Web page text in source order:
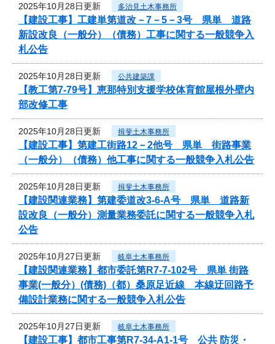
2025年10月28日更新 多治見土木事務所
【建設工事】工建単第道改－7－5－3号 県単 道路
新設改良（一般分）（債務）工事に関する一般競争入
札公告
2025年10月28日更新 公共建築課
【教工第7-79号】恵那特別支援学校体育館屋根外壁内
部改修工事
2025年10月28日更新 揖斐土木事務所
【建設工事】第建工街路12－2他号 県単 街路事業
（一般分）（債務）他工事に関する一般競争入札公告
2025年10月28日更新 揖斐土木事務所
【建設関連業務】第建委道改3-6-A号 県単 道路新
設改良（一般分）測量業務委託に関する一般競争入札
公告
2025年10月27日更新 岐阜土木事務所
【建設関連業務】都市委託第R7-7-102号 県単 街路
事業(一般分）(債務)（都）桑原足近線 本線迂回路予
備設計業務に関する一般競争入札公告
2025年10月27日更新 岐阜土木事務所
【建設工事】都市工事第R7-34-A1-1号 公共 防災・